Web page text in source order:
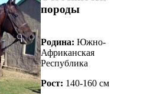
породы
Родина: Южно-
Африканская
Республика
Рост: 140-160 см